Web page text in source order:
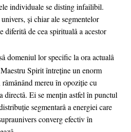
individuale se disting infailibil.
şi chiar ale segmentelor
diferitâ de cea spiritualâ a acestor
domeniul lor specific la ora actualâ
Spirit întreţine un enorm
mereu în opoziţie cu
directâ. Ei se menţin astfel în punctul
segmentarâ a energiei care
converg efectiv în